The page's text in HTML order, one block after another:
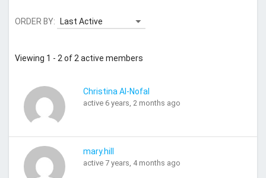
ORDER BY:
Viewing 1 - 2 of 2 active members
Christina Al-Nofal
active 6 years, 2 months ago
mary.hill
active 7 years, 4 months ago